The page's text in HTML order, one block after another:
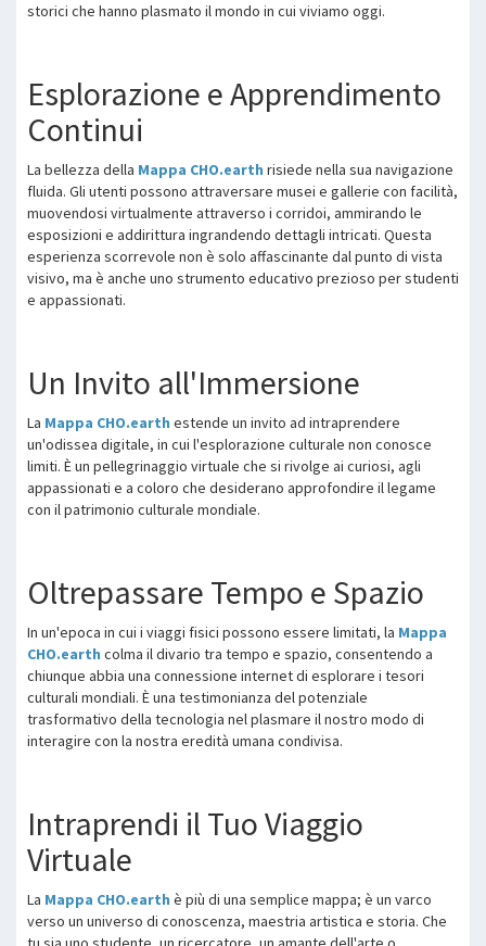
storici che hanno plasmato il mondo in cui viviamo oggi.
Esplorazione e Apprendimento
Continui
La bellezza della Mappa CHO.earth risiede nella sua navigazione
fluida. Gli utenti possono attraversare musei e gallerie con facilità,
muovendosi virtualmente attraverso i corridoi, ammirando le
esposizioni e addirittura ingrandendo dettagli intricati. Questa
esperienza scorrevole non è solo affascinante dal punto di vista
visivo, ma è anche uno strumento educativo prezioso per studenti
e appassionati.
Un Invito all'Immersione
La Mappa CHO.earth estende un invito ad intraprendere
un'odissea digitale, in cui l'esplorazione culturale non conosce
limiti. È un pellegrinaggio virtuale che si rivolge ai curiosi, agli
appassionati e a coloro che desiderano approfondire il legame
con il patrimonio culturale mondiale.
Oltrepassare Tempo e Spazio
In un'epoca in cui i viaggi fisici possono essere limitati, la Mappa
CHO.earth colma il divario tra tempo e spazio, consentendo a
chiunque abbia una connessione internet di esplorare i tesori
culturali mondiali. È una testimonianza del potenziale
trasformativo della tecnologia nel plasmare il nostro modo di
interagire con la nostra eredità umana condivisa.
Intraprendi il Tuo Viaggio
Virtuale
La Mappa CHO.earth è più di una semplice mappa; è un varco
verso un universo di conoscenza, maestria artistica e storia. Che